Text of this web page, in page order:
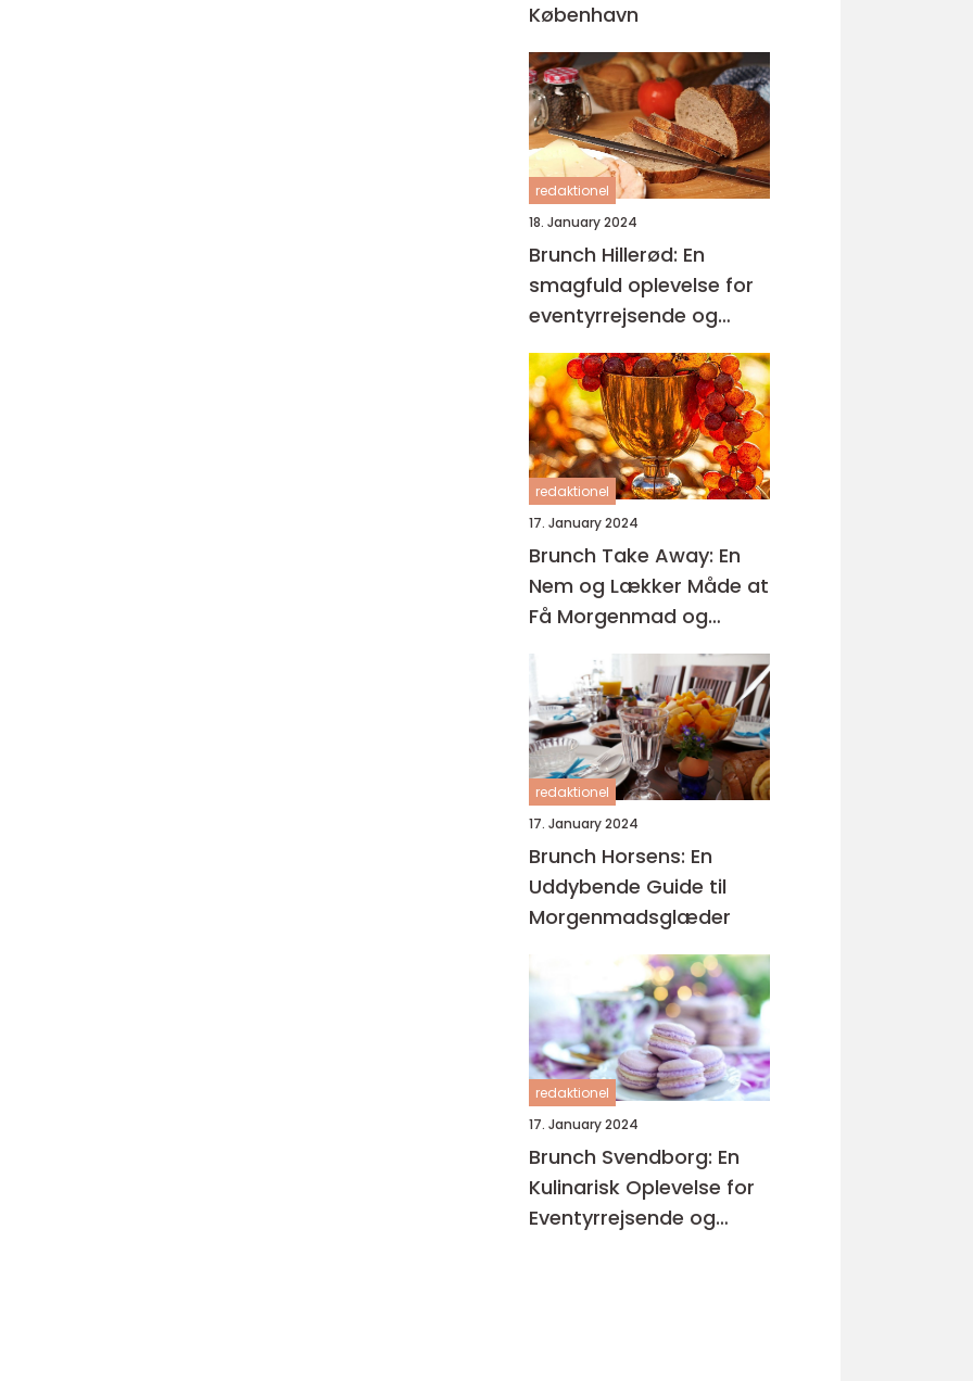
København
redaktionel
18. January 2024
Brunch Hillerød: En
smagfuld oplevelse for
eventyrrejsende og
backpackere
redaktionel
17. January 2024
Brunch Take Away: En
Nem og Lækker Måde at
Få Morgenmad og
Frokost på Farten
redaktionel
17. January 2024
Brunch Horsens: En
Uddybende Guide til
Morgenmadsglæder
redaktionel
17. January 2024
Brunch Svendborg: En
Kulinarisk Oplevelse for
Eventyrrejsende og